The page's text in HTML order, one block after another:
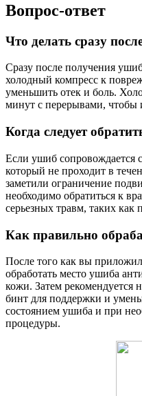
Вопрос-ответ
Что делать сразу
Сразу после получения
холодный компресс к
уменьшить отек и боль.
минут с перерывами, чтобы
Когда следует
Если ушиб сопровождается
который не проходит в
заметили ограничение
необходимо обратиться к
серьезных травм, таких
Как правильно
После того как вы
обработать место ушиба
кожи. Затем рекомендуется
бинт для поддержки и
состоянием ушиба и при
процедуры.